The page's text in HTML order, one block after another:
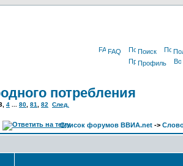
FAQ Поиск
Профиль
потребления
4 80 81 82 След.
Список форумов ВВИА.net ->